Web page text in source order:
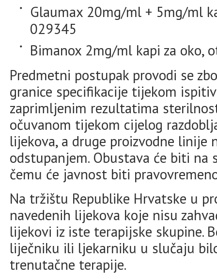
Glaumax 20mg/ml + 5mg/ml
029345
Bimanox 2mg/ml kapi za oko,
Predmetni postupak provodi se
granice specifikacije tijekom
zaprimljenim rezultatima
očuvanom tijekom cijelog
lijekova, a druge proizvodne linije
odstupanjem. Obustava će biti na
čemu će javnost biti
Na tržištu Republike Hrvatske u
navedenih lijekova koje nisu
lijekovi iz iste terapijske skupine.
liječniku ili ljekarniku u slučaju
trenutačne terapije.